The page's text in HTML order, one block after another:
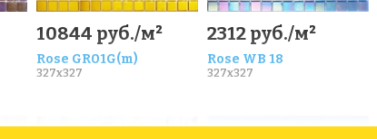
10844 руб./м²
Rose GR01G(m)
327x327
2312 руб./м²
Rose WB 18
327x327